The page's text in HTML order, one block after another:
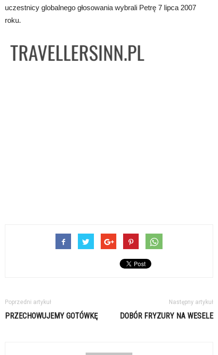
uczestnicy globalnego głosowania wybrali Petrę 7 lipca 2007
roku.
Poprzedni artykuł
PRZECHOWUJEMY GOTÓWKĘ
Następny artykuł
DOBÓR FRYZURY NA WESELE